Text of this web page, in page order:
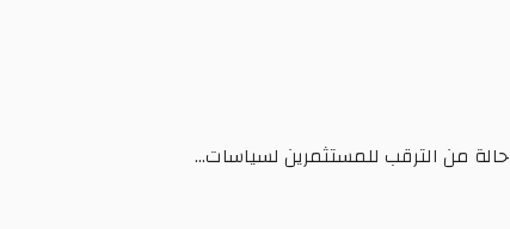
حالة من الترقب للمستثمرين لسياسات...